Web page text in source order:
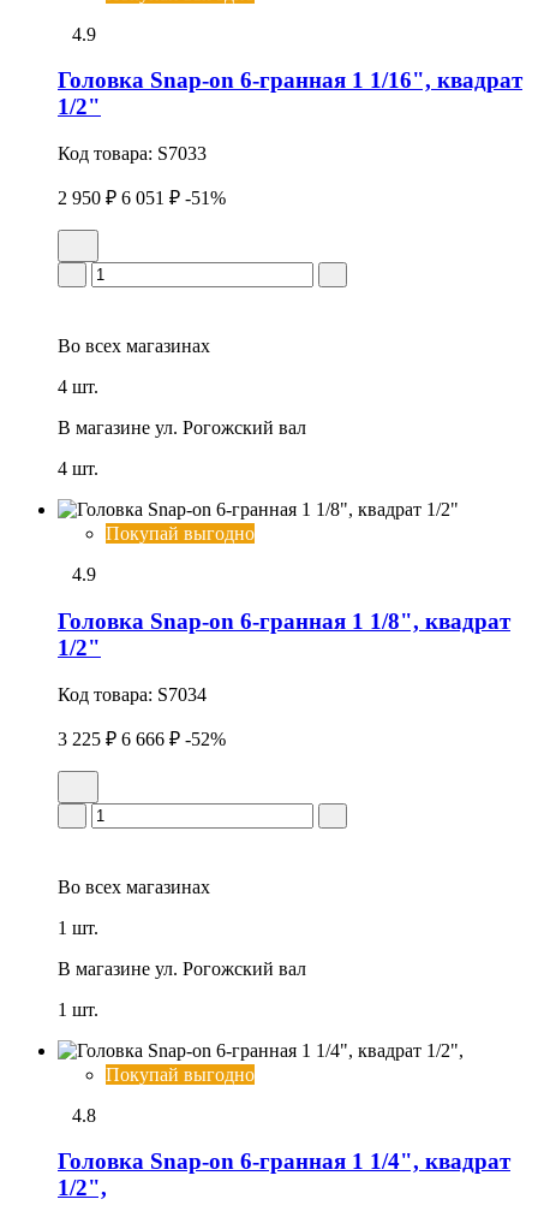
4.9
Головка Snap-on 6-гранная 1 1/16", квадрат
1/2"
Код товара: S7033
2 950 ₽ 6 051 ₽ -51%
Во всех магазинах
4 шт.
В магазине ул. Рогожский вал
4 шт.
Покупай выгодно
4.9
Головка Snap-on 6-гранная 1 1/8", квадрат
1/2"
Код товара: S7034
3 225 ₽ 6 666 ₽ -52%
Во всех магазинах
1 шт.
В магазине ул. Рогожский вал
1 шт.
Покупай выгодно
4.8
Головка Snap-on 6-гранная 1 1/4", квадрат
1/2",